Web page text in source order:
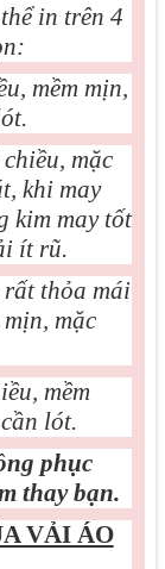
in trên 4
mềm mịn,
mặc
khi may
kim may tốt
ít rũ.
rất thỏa mái
mặc
mềm
lót.
phục
thay bạn.
VẢI ÁO